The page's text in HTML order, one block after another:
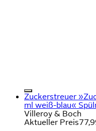
Zuckerstreuer
ml weiß-blau«
Villeroy & Boch
Aktueller Preis